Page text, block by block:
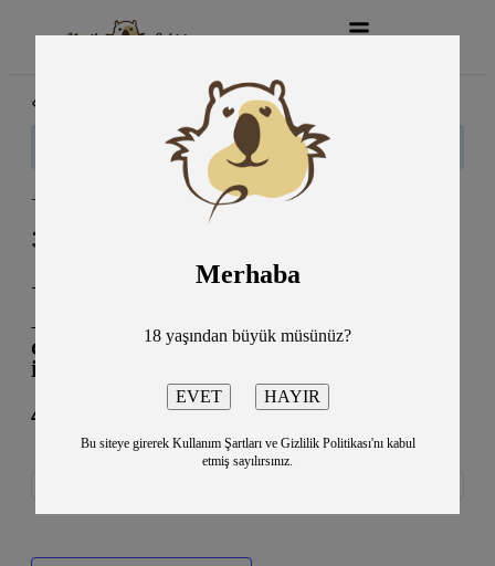
« Tüm Etkinlikler
Bu etkinlik geçti.
+1 Sunar: Three Days Grace, Escape the Fate/İST
30 Haziran
-KüçükÇiftlik Park
–
2026’nın En Büyük Rock Konseri: Three Days
Grace +1 Katkılarıyla 30 Haziran’da İlk Kez
İstanbul’da!
4950TL
Merhaba
18 yaşından büyük müsünüz?
Bu siteye girerek Kullanım Şartları ve Gizlilik Politikası'nı kabul
etmiş sayılırsınız.